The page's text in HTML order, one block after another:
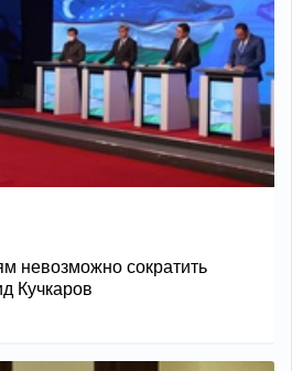
невозможно сократить
Кучкаров